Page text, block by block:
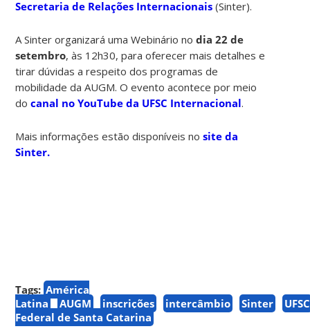
Secretaria de Relações Internacionais (Sinter).
A Sinter organizará uma Webinário nodia 22 de
setembro, às 12h30, para oferecer mais detalhes e
tirar dúvidas a respeito dos programas de
mobilidade da AUGM. O evento acontece por meio
docanal no YouTube da UFSC Internacional.
Mais informações estão disponíveis nosite da
Sinter.
Tags: América
Latina
AUGM inscrições intercâmbio Sinter
UFSC
Federal de Santa Catarina